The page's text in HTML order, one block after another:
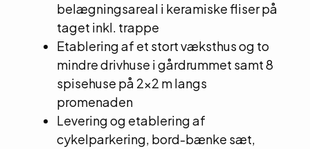
belægningsareal i keramiske fliser på
taget inkl. trappe
Etablering af et stort væksthus og to
mindre drivhuse i gårdrummet samt 8
spisehuse på 2×2 m langs
promenaden
Levering og etablering af
cykelparkering, bord-bænke sæt,